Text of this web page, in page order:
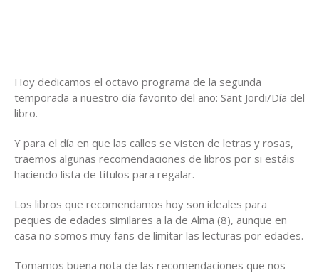
Hoy dedicamos el octavo programa de la segunda
temporada a nuestro día favorito del año: Sant Jordi/Día del
libro.
Y para el día en que las calles se visten de letras y rosas,
traemos algunas recomendaciones de libros por si estáis
haciendo lista de títulos para regalar.
Los libros que recomendamos hoy son ideales para
peques de edades similares a la de Alma (8), aunque en
casa no somos muy fans de limitar las lecturas por edades.
Tomamos buena nota de las recomendaciones que nos